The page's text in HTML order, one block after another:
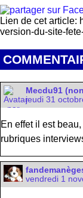
Lien de cet article:
version-du-site-
Mecdu91
jeudi 31
En effet il est
rubriques
vendredi 1